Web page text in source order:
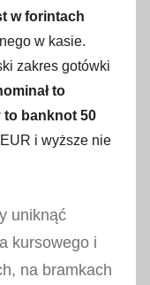
w forintach
w kasie.
zakres gotówki
to
to banknot 50
i wyższe nie
uniknąć
kursowego i
na bramkach